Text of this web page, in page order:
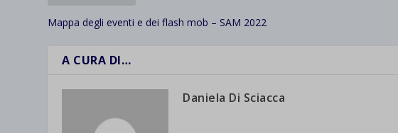
Mappa degli eventi e dei flash mob – SAM 2022
A CURA DI…
Daniela Di Sciacca